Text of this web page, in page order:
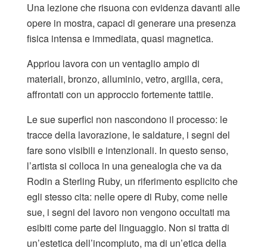
Una lezione che risuona con evidenza davanti alle
opere in mostra, capaci di generare una presenza
fisica intensa e immediata, quasi magnetica.
Appriou lavora con un ventaglio ampio di
materiali, bronzo, alluminio, vetro, argilla, cera,
affrontati con un approccio fortemente tattile.
Le sue superfici non nascondono il processo: le
tracce della lavorazione, le saldature, i segni del
fare sono visibili e intenzionali. In questo senso,
l’artista si colloca in una genealogia che va da
Rodin a Sterling Ruby, un riferimento esplicito che
egli stesso cita: nelle opere di Ruby, come nelle
sue, i segni del lavoro non vengono occultati ma
esibiti come parte del linguaggio. Non si tratta di
un’estetica dell’incompiuto, ma di un’etica della